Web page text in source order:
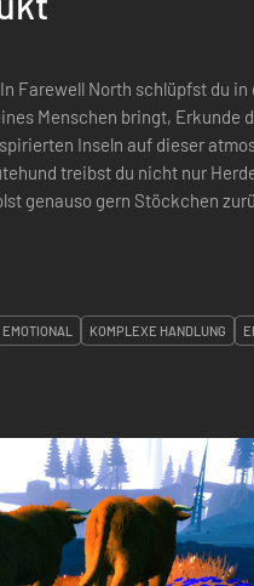
Menschen bringt, Erkunde
Inseln auf dieser
genauso gern Stöckchen
EMOTIONAL KOMPLEXE HANDLUNG